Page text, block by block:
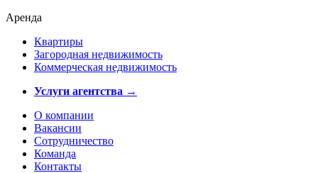
Аренда
Квартиры
Загородная недвижимость
Коммерческая недвижимость
Услуги агентства →
О компании
Вакансии
Сотрудничество
Команда
Контакты